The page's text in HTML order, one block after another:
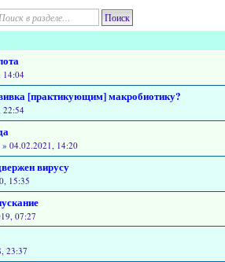
14:04
[практикующим] макробиотику?
22:54
» 04.02.2021, 14:20
вирусу
15:35
07:27
23:37